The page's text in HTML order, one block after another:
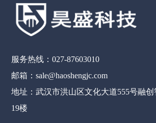
服务热线：027-87603010
邮箱：sale@haoshengjc.com
地址：武汉市洪山区文化大道555号融创
19楼